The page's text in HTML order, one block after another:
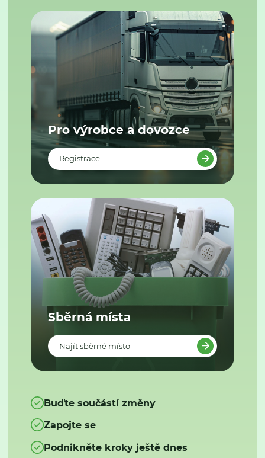
Pro výrobce a dovozce
Registrace
Sběrná místa
Najít sběrné místo
Buďte součástí změny
Zapojte se
Podnikněte kroky ještě dnes